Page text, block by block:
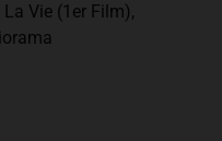
Vie (1er Film),